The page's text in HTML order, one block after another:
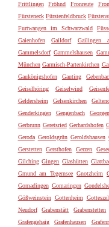
Frittlingen
Fröhnd Fronreute
Fürsteneck Fürstenfeldbruck
Furtwangen im Schwarzwald
Gaienhofen
Gaildorf Gailingen
Gammelsdorf Gammelshausen
München Garmisch-Partenkirchen
Gaukönigshofen
Gauting
Geiselhöring
Geiselwind
Geldersheim
Gelsenkirchen
Genderkingen
Gengenbach
Gerbrunn Geretsried Gerhardshofen
Geroda Geroldsgrün Geroldshausen
Gerstetten
Gersthofen Gerzen
Gilching Gingen Glashütten
Gmund am Tegernsee Gnotzheim
Gomadingen Gomaringen
Gößweinstein Gottenheim
Neudorf
Grabenstätt Grabenstetten
Grafengehaig
Grafenhausen